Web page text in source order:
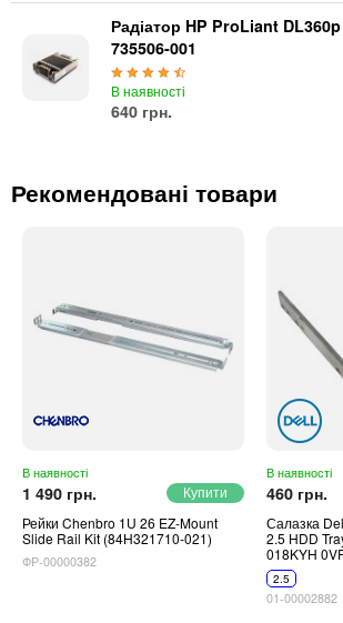
Радіатор HP ProLiant
735506-001
В наявності
640 грн.
Рекомендовані товари
В наявності
1 490 грн.
Рейки Chenbro 1U 26 EZ-Mount
Slide Rail Kit (84H321710-021)
ФР-00000382
В наявності
460 грн.
Салазка
2.5 HDD
018KYH
2.5
01-00002882